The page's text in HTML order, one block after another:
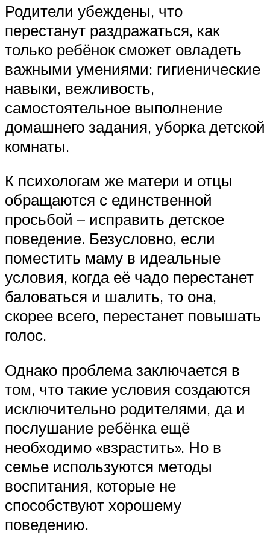
Родители убеждены, что
перестанут раздражаться, как
только ребёнок сможет овладеть
важными умениями: гигиенические
навыки, вежливость,
самостоятельное выполнение
домашнего задания, уборка детской
комнаты.
К психологам же матери и отцы
обращаются с единственной
просьбой – исправить детское
поведение. Безусловно, если
поместить маму в идеальные
условия, когда её чадо перестанет
баловаться и шалить, то она,
скорее всего, перестанет повышать
голос.
Однако проблема заключается в
том, что такие условия создаются
исключительно родителями, да и
послушание ребёнка ещё
необходимо «взрастить». Но в
семье используются методы
воспитания, которые не
способствуют хорошему
поведению.